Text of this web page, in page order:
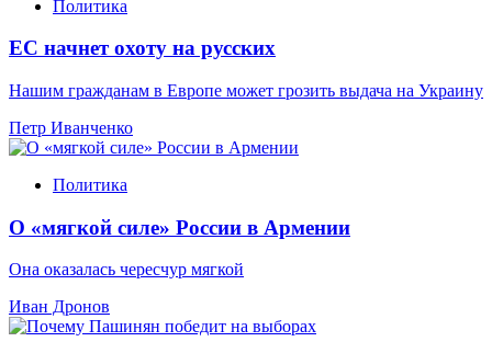
Политика
ЕС начнет охоту на русских
Нашим гражданам в Европе может грозить выдача на Украину
Петр Иванченко
Политика
О «мягкой силе» России в Армении
Она оказалась чересчур мягкой
Иван Дронов